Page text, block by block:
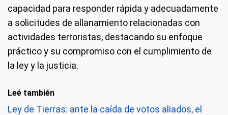
capacidad para responder rápida y adecuadamente
a solicitudes de allanamiento relacionadas con
actividades terroristas, destacando su enfoque
práctico y su compromiso con el cumplimiento de
la ley y la justicia.
Leé también
Ley de Tierras: ante la caída de votos aliados, el